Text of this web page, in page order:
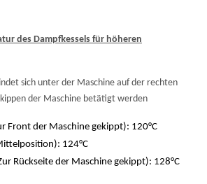
des Dampfkessels für höheren
sich unter der Maschine auf der rechten
der Maschine betätigt werden
Front der Maschine gekippt): 120°C
124°C
Rückseite der Maschine gekippt): 128°C